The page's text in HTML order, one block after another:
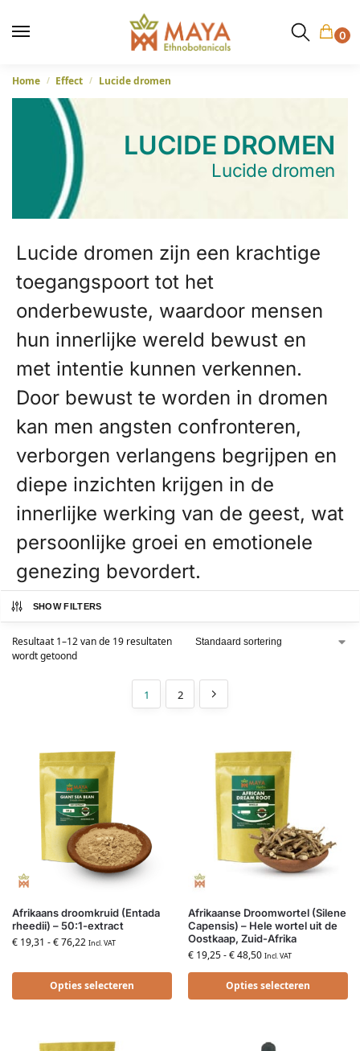
0
Home / Effect / Lucide dromen
LUCIDE DROMEN
Lucide dromen
Lucide dromen zijn een krachtige
toegangspoort tot het
onderbewuste, waardoor mensen
hun innerlijke wereld bewust en
met intentie kunnen verkennen.
Door bewust te worden in dromen
kan men angsten confronteren,
verborgen verlangens begrijpen en
diepe inzichten krijgen in de
innerlijke werking van de geest, wat
persoonlijke groei en emotionele
genezing bevordert.
SHOW FILTERS
Resultaat 1–12 van de 19 resultaten
wordt getoond
1 2
Afrikaans droomkruid (Entada
rheedii) – 50:1-extract
€ 19,31 -€76,22 Incl. VAT
Opties selecteren
Afrikaanse Droomwortel (Silene
Capensis) – Hele wortel uit de
Oostkaap, Zuid-Afrika
€ 19,25-€48,50 Incl. VAT
Opties selecteren